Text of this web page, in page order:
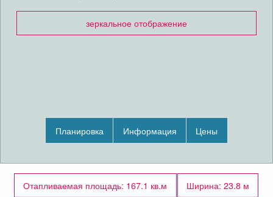
зеркальное отображение
Планировка Информация Цены
Отапливаемая площадь: 167.1 кв.м
Ширина: 23.8 м